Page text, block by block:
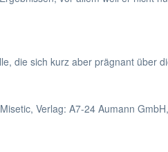
die sich kurz aber prägnant über
Verlag: A7-24 Aumann